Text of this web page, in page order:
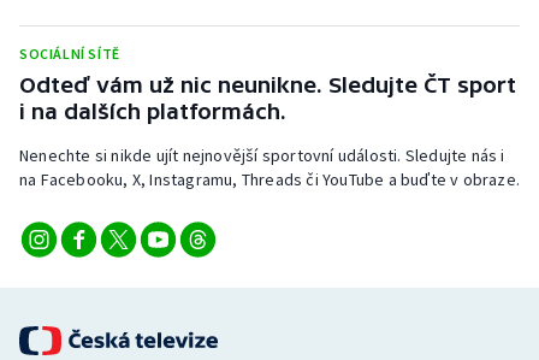
SOCIÁLNÍ SÍTĚ
Odteď vám už nic neunikne. Sledujte ČT sport
i na dalších platformách.
Nenechte si nikde ujít nejnovější sportovní události. Sledujte nás i
na Facebooku, X, Instagramu, Threads či YouTube a buďte v obraze.